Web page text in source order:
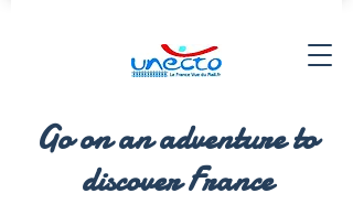
Go on an adventure to
discover France